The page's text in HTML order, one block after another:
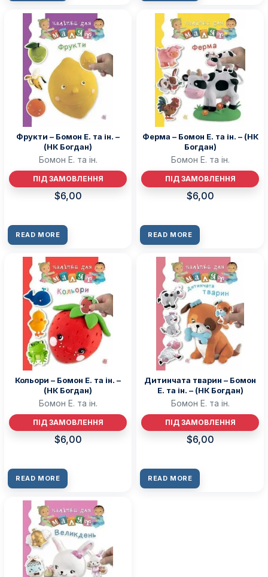
Фрукти – Бомон Е. та ін. –
(НК Богдан)
Бомон Е. та ін.
ПІД ЗАМОВЛЕННЯ
$6,00
READ MORE
Ферма – Бомон Е. та ін. – (НК
Богдан)
Бомон Е. та ін.
ПІД ЗАМОВЛЕННЯ
$6,00
READ MORE
Кольори – Бомон Е. та ін. –
(НК Богдан)
Бомон Е. та ін.
ПІД ЗАМОВЛЕННЯ
$6,00
READ MORE
Дитинчата тварин – Бомон
Е. та ін. – (НК Богдан)
Бомон Е. та ін.
ПІД ЗАМОВЛЕННЯ
$6,00
READ MORE